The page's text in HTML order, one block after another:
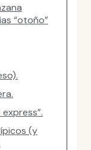
“otoño”
(y